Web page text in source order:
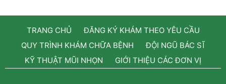
TRANG CHỦ
ĐĂNG KÝ KHÁM THEO YÊU CẦU
QUY TRÌNH KHÁM CHỮA BỆNH
ĐỘI NGŨ BÁC SĨ
KỸ THUẬT MŨI NHỌN
GIỚI THIỆU CÁC ĐƠN VỊ